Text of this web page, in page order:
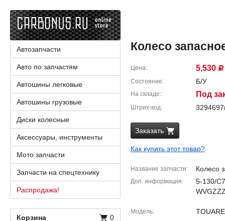
Колесо
Цена 5,530 Р
Состояние Б/У
На складе Под
Штрих-код
Заказать
Как купить этот товар?
Название запчасти Колесо
Доп. информация
5-130/
Модель
Автозапчасти
Авто по запчастям
Автошины легковые
Автошины грузовые
Диски колесные
Аксессуары, инструменты
Мото запчасти
Запчасти на спецтехнику
Распродажа!
Корзина 0